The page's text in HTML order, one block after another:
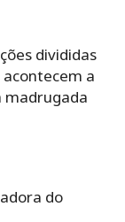
divididas
a
madrugada
do